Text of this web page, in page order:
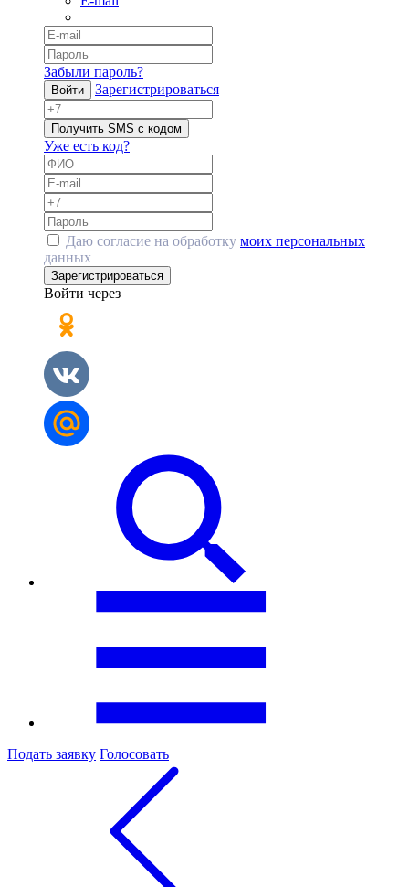
Забыли пароль?
Войти Зарегистрироваться
Получить SMS с кодом
Уже есть код?
Даю согласие на обработку моих персональных
данных
Зарегистрироваться
Войти через
Подать заявку Голосовать